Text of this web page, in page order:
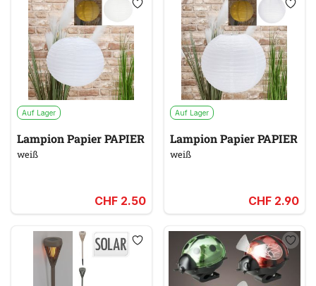
Auf Lager
Lampion Papier PAPIER
weiß
CHF 2.50
Auf Lager
Lampion Papier PAPIER
weiß
CHF 2.90